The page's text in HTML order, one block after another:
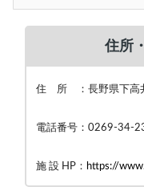
住所
住 所 ：長野県下高
電話番号：0269-34-
施 設 HP： https://